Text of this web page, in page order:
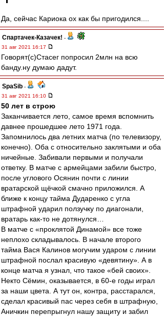
Да, сейчас Кариока ох как бы пригодился....
Спартачек-Казачек! -
31 авг 2021 16:17
Говорят(с)Стасег попросил 2млн на всю
банду.ну думаю дадут.
SpaSib -
31 авг 2021 16:10
50 лет в строю
Заканчивается лето, самое время вспомнить
давнее прошедшее лето 1971 года.
Запомнилось два летних матча (по телевизору,
конечно). Оба с относительно заклятыми и оба
ничейные. Забивали первыми и получали
ответку. В матче с армейцами забили быстро,
после углового Осянин почти с линии
вратарской щёчкой смачно приложился. А
ближе к концу тайма Дударенко с угла
штрафной ударил ползучку по диагонали,
вратарь как-то не дотянулся…
В матче с «проклятой Динамой» все тоже
неплохо складывалось. В начале второго
тайма Вася Калинов могучим ударом с линии
штрафной послал красивую «девятину». А в
конце матча я узнал, что такое «бей своих».
Некто Сёмин, оказывается, в 60-е годы играл
за наши цвета. А тут он, контра, расстарался,
сделал красивый пас через себя в штрафную,
Аничкин перепрыгнул нашу защиту и забил